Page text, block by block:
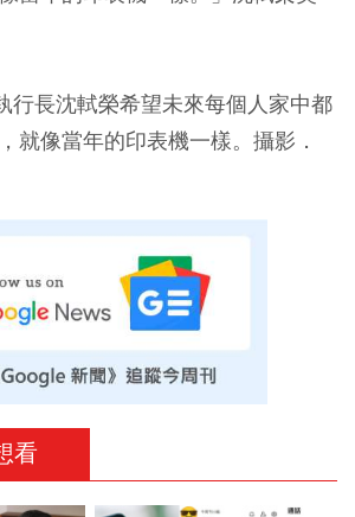
行長沈軾榮希望未來每個人家中都
就像當年的印表機一樣。攝影．
看